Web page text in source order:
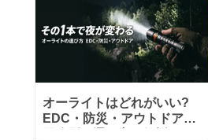
オーライトはどれがいい?
EDC・防災・アウトドア、